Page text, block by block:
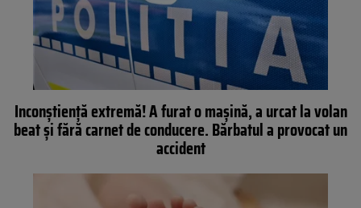
Inconștiență extremă! A furat o mașină, a urcat la volan
beat și fără carnet de conducere. Bărbatul a provocat un
accident